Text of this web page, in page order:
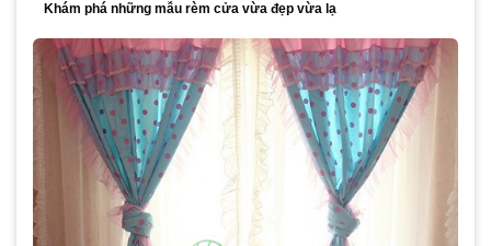
Khám phá những mẫu rèm cửa vừa đẹp vừa lạ